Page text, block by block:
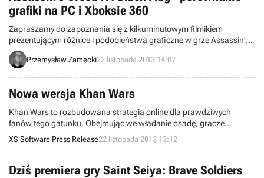
grafiki na PC i Xboksie 360
Zapraszamy do zapoznania się z kilkuminutowym filmikiem
prezentującym różnice i podobieństwa graficzne w grze Assassin's
Creed IV: Black Flag w edycjach na PC i Xboksa 360. W przypadku
wersji PC sprawdzamy również jak gra wygląda na minimalnych i
Przemysław Zamęcki22 listopada 2013 14:07
Nowa wersja Khan Wars
Khan Wars to rozbudowana strategia online dla prawdziwych
fanów tego gatunku. Obejmując we władanie osadę, gracze
rozwijają armię, gospodarkę, stawiają czoła wrogim najeźdźcom i
sami biorą udział w rajdach pustoszących tereny przeciwników,
zdobywając tym samym cenne surowce.
XS Software Press Release22 listopada 2013 13:12
Dziś premiera gry Saint Seiya: Brave Soldiers